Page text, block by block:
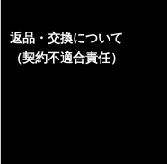
返品・交換について
（契約不適合責任）